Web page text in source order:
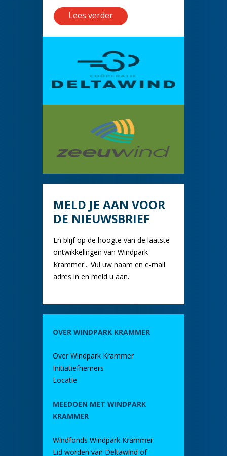
Lees verder
MELD JE AAN VOOR
DE NIEUWSBRIEF
En blijf op de hoogte van de laatste
ontwikkelingen van Windpark
Krammer... Vul uw naam en e-mail
adres in en meld u aan.
OVER WINDPARK KRAMMER
Over Windpark Krammer
Initiatiefnemers
Locatie
MEEDOEN MET WINDPARK
KRAMMER
Windfonds Windpark Krammer
Lid worden van Deltawind of